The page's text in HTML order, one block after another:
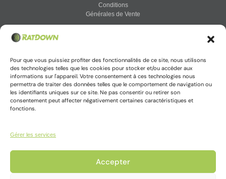
Pour que vous puissiez profiter des fonctionnalités de ce site, nous utilisons
des technologies telles que les cookies pour stocker et/ou accéder aux
informations sur l'appareil. Votre consentement à ces technologies nous
permettra de traiter des données telles que le comportement de navigation ou
les identifiants uniques sur ce site. Ne pas consentir ou retirer son
consentement peut affecter négativement certaines caractéristiques et
fonctions.
Gérer les services
Accepter
Accès à votre espace Vigirat
Conditions
Générales de Vente